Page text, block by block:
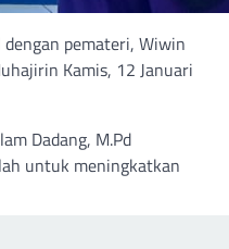
pemateri, Wiwin
Kamis, 12 Januari
Dadang, M.Pd
untuk meningkatkan